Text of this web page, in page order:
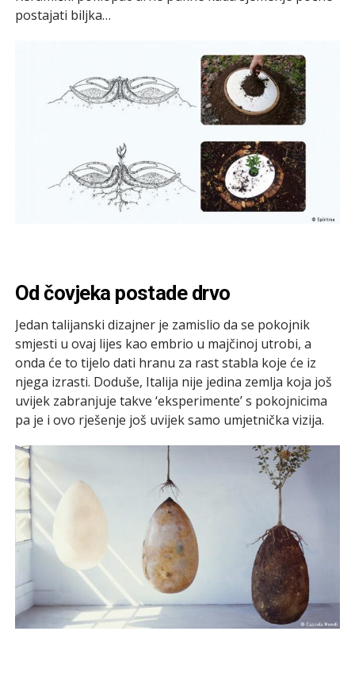
postajati biljka…
Od čovjeka postade drvo
Jedan talijanski dizajner je zamislio da se pokojnik
smjesti u ovaj lijes kao embrio u majčinoj utrobi, a
onda će to tijelo dati hranu za rast stabla koje će iz
njega izrasti. Doduše, Italija nije jedina zemlja koja još
uvijek zabranjuje takve ‘eksperimente’ s pokojnicima
pa je i ovo rješenje još uvijek samo umjetnička vizija.